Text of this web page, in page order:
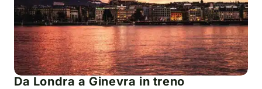
Da Londra a Ginevra in treno